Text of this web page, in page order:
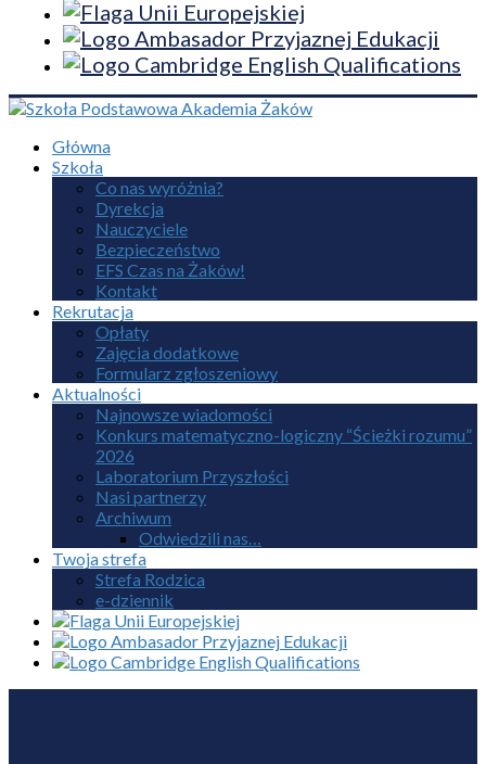
Główna
Szkoła
Co nas wyróżnia?
Dyrekcja
Nauczyciele
Bezpieczeństwo
EFS Czas na Żaków!
Kontakt
Rekrutacja
Opłaty
Zajęcia dodatkowe
Formularz zgłoszeniowy
Aktualności
Najnowsze wiadomości
Konkurs matematyczno-logiczny “Ścieżki rozumu”
2026
Laboratorium Przyszłości
Nasi partnerzy
Archiwum
Odwiedzili nas…
Twoja strefa
Strefa Rodzica
e-dziennik